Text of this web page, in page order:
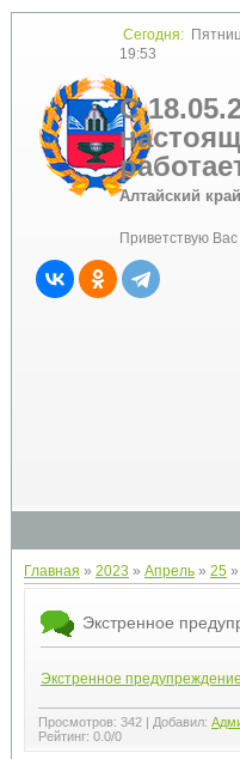
Сегодня:
19:53
С
Алтайский край
Приветствую Вас
Главная » 2023 » Апрель » 25»
Экстренное
Экстренное
Просмотров: 342| Добавил:
Рейтинг: 0.0/0